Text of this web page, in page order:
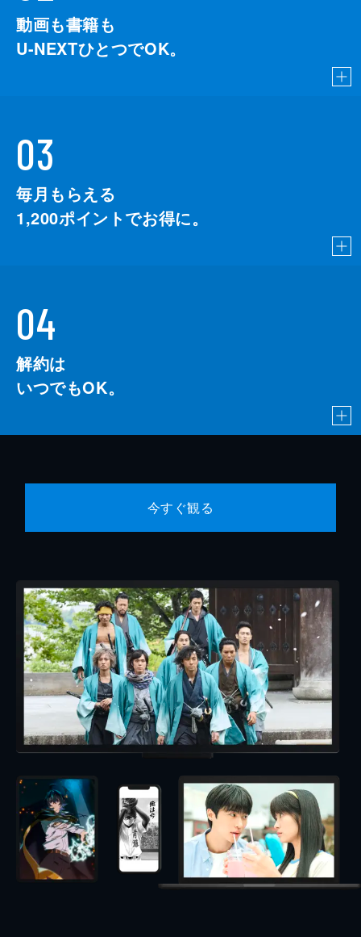
動画も書籍も
U-NEXTひとつでOK。
03
毎月もらえる
1,200ポイントでお得に。
04
解約は
いつでもOK。
今すぐ観る